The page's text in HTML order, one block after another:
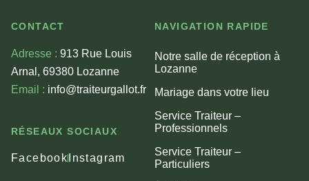
CONTACT
Adresse : 913 Rue Louis
Arnal, 69380 Lozanne
Email : info@traiteurgallot.fr
RÉSEAUX SOCIAUX
Facebook Instagram
NAVIGATION RAPIDE
Notre salle de réception à
Lozanne
Mariage dans votre lieu
Service Traiteur –
Professionnels
Service Traiteur –
Particuliers